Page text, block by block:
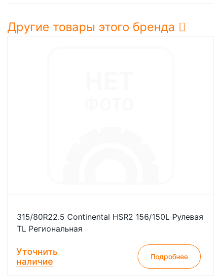
Другие товары этого бренда
315/80R22.5 Continental HSR2 156/150L Рулевая
TL Региональная
Уточнить
наличие
Подробнее